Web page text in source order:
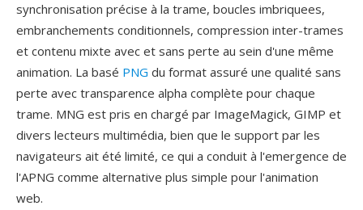
synchronisation précise à la trame, boucles imbriquees,
embranchements conditionnels, compression inter-trames
et contenu mixte avec et sans perte au sein d'une même
animation. La basé PNG du format assuré une qualité sans
perte avec transparence alpha complète pour chaque
trame. MNG est pris en chargé par ImageMagick, GIMP et
divers lecteurs multimédia, bien que le support par les
navigateurs ait été limité, ce qui a conduit à l'emergence de
l'APNG comme alternative plus simple pour l'animation
web.